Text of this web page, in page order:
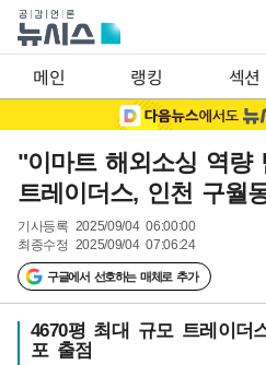
메인 랭킹 섹션
"이마트 해외소싱 역량
트레이더스, 인천 구월
기사등록 2025/09/04 06:00:00
최종수정 2025/09/04 07:06:24
구글에서 선호하는 매체로 추가
4670평 최대 규모 트레이더
포 출점